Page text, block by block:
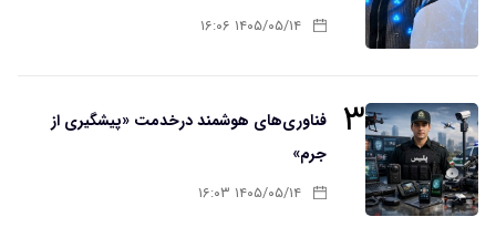
۱۴۰۵/۰۵/۱۴ ۱۶:۰۶
۳
فناوری‌های هوشمند درخدمت «پیشگیری از
جرم»
۱۴۰۵/۰۵/۱۴ ۱۶:۰۳